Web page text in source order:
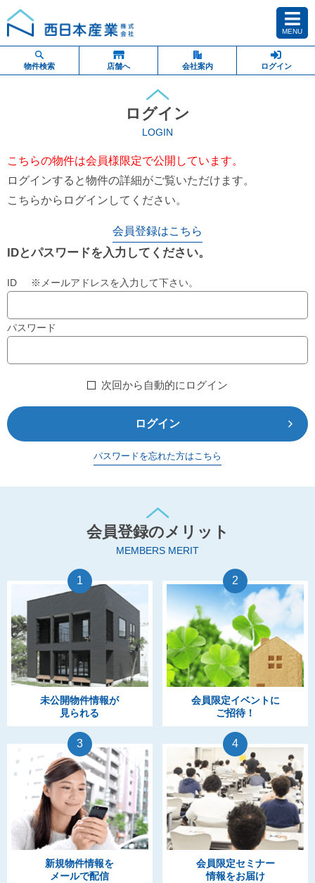
MENU
物件検索 店舗へ 会社案内 ログイン
ログイン
LOGIN
こちらの物件は会員様限定で公開しています。
ログインすると物件の詳細がご覧いただけます。
こちらからログインしてください。
会員登録はこちら
IDとパスワードを入力してください。
ID ※メールアドレスを入力して下さい。
パスワード
次回から自動的にログイン
ログイン
パスワードを忘れた方はこちら
会員登録のメリット
MEMBERS MERIT
1
未公開物件情報が
見られる
2
会員限定イベントに
ご招待！
3
新規物件情報を
メールで配信
4
会員限定セミナー
情報をお届け